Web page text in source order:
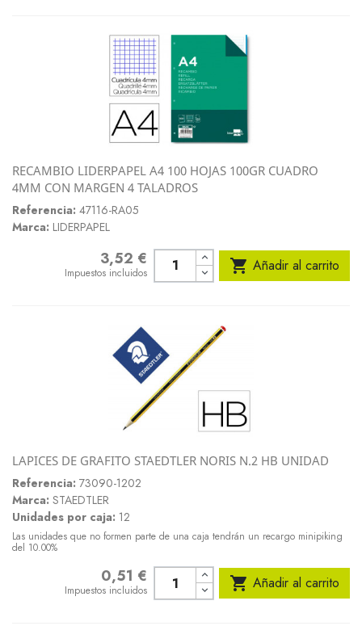
RECAMBIO LIDERPAPEL A4 100 HOJAS 100GR CUADRO
4MM CON MARGEN 4 TALADROS
Referencia: 47116-RA05
Marca: LIDERPAPEL
3,52 €
Impuestos incluidos  Añadir al carrito
LAPICES DE GRAFITO STAEDTLER NORIS N.2 HB UNIDAD
Referencia: 73090-1202
Marca: STAEDTLER
Unidades por caja: 12
Las unidades que no formen parte de una caja tendrán un recargo minipiking
del 10.00%
0,51 €
Impuestos incluidos  Añadir al carrito